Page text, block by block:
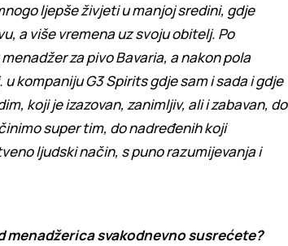
ljepše živjeti u manjoj sredini, gdje
a više vremena uz svoju obitelj. Po
za pivo Bavaria, a nakon pola
kompaniju G3 Spirits gdje sam i sada i gdje
koji je izazovan, zanimljiv, ali i zabavan, do
super tim, do nadređenih koji
ljudski način, s puno razumijevanja i
menadžerica svakodnevno susrećete?